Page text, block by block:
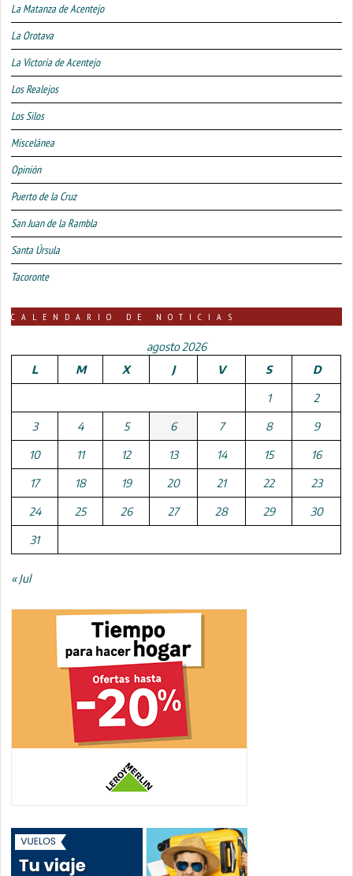
La Matanza de Acentejo
La Orotava
La Victoria de Acentejo
Los Realejos
Los Silos
Miscelánea
Opinión
Puerto de la Cruz
San Juan de la Rambla
Santa Úrsula
Tacoronte
CALENDARIO DE NOTICIAS
agosto 2026
L
M X J V S D
1 2
3 4 5 6 7 8 9
10 11 12 13 14 15 16
17 18 19 20 21 22 23
24 25 26 27 28 29 30
31
« Jul